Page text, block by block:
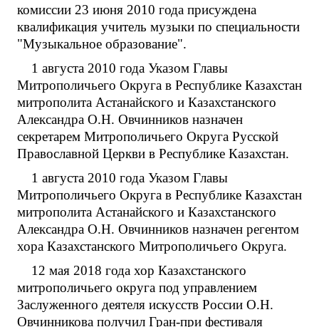
комиссии 23 июня 2010 года присуждена
квалификация учитель музыки по специальности
"Музыкальное образование".
1 августа 2010 года Указом Главы
Митрополичьего Округа в Республике Казахстан
митрополита Астанайского и Казахстанского
Александра О.Н. Овчинников назначен
секретарем Митрополичьего Округа Русской
Православной Церкви в Республике Казахстан.
1 августа 2010 года Указом Главы
Митрополичьего Округа в Республике Казахстан
митрополита Астанайского и Казахстанского
Александра О.Н. Овчинников назначен регентом
хора Казахстанского Митрополичьего Округа.
12 мая 2018 года хор Казахстанского
митрополичьего округа под управлением
Заслуженного деятеля искусств России О.Н.
Овчинникова получил Гран-при фестиваля